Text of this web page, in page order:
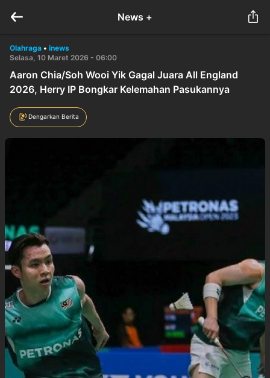
News +
Olahraga • inews
Selasa, 10 Maret 2026 - 06:00
Aaron Chia/Soh Wooi Yik Gagal Juara All England
2026, Herry IP Bongkar Kelemahan Pasukannya
Dengarkan Berita